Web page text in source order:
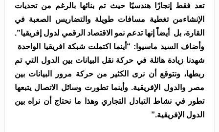
تعد فقط إنجازًا هندسيًا حيث تم بنائها بالرغم من تحديات
الإنشاءمن تغطية مسافات طويلة والتضاريس الصعبة في
القارة، بل أيضاً إنها تدعم نمو الاقتصاد الرقمي لدول إفريقيا”.
وأضاف السيد ماسيوا: “أينما اكتملت شبكة افريقيا الواحدة
شهدنا زيادة هائلة في حركة نقل البيانات بين الدول التي تم
ربطها، ونتوقع أن نرى الكثير من حركة مرور البيانات بين
مصر والدول الإفريقية. وأينما تطورت وسائل الاتصال يتبعها
تطور في نشاط التبادل التجاري وهذا ما نحتاج أن نراه بين
الدول الإفريقية.”